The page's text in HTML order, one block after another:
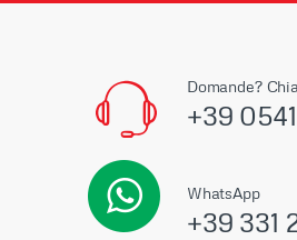
Domande?
+39
WhatsApp
+39 331